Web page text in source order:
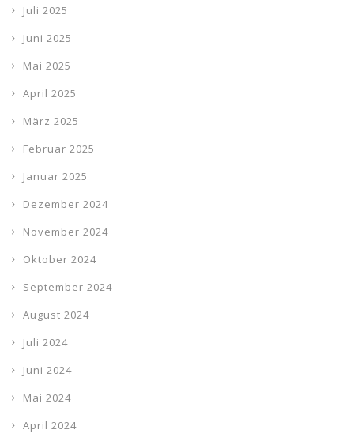
Juli 2025
Juni 2025
Mai 2025
April 2025
März 2025
Februar 2025
Januar 2025
Dezember 2024
November 2024
Oktober 2024
September 2024
August 2024
Juli 2024
Juni 2024
Mai 2024
April 2024